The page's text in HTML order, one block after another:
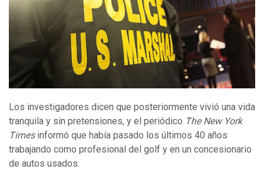
Los investigadores dicen que posteriormente vivió una vida
tranquila y sin pretensiones, y el periódico TheNew York
Timesinformó que había pasado los últimos 40 años
trabajando como profesional del golf y en un concesionario
de autos usados.